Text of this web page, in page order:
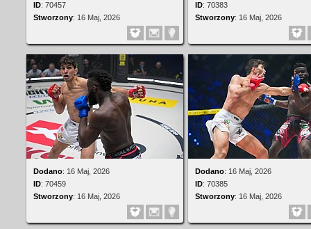
ID: 70383
Stworzony: 16 Maj, 2026
ID: 70457
Stworzony: 16 Maj, 2026
Dodano: 16 Maj, 2026
ID: 70385
Stworzony: 16 Maj, 2026
Dodano: 16 Maj, 2026
ID: 70459
Stworzony: 16 Maj, 2026